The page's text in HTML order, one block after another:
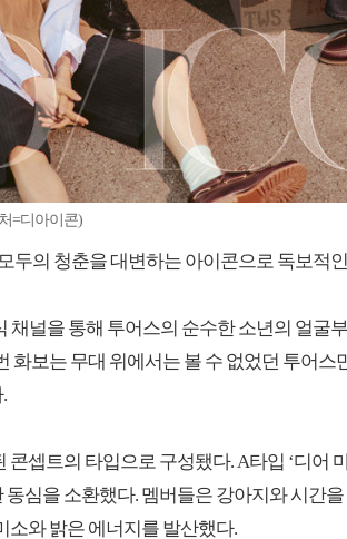
=디아이콘)
두의 청춘을 대변하는 아이콘으로 독보적
채널을 통해 투어스의 순수한 소년의 얼굴
화보는 무대 위에서는 볼 수 없었던 투어
콘셉트의 타입으로 구성됐다. A타입 ‘디어
동심을 소환했다. 멤버들은 강아지와 시간
소와 밝은 에너지를 발산했다.